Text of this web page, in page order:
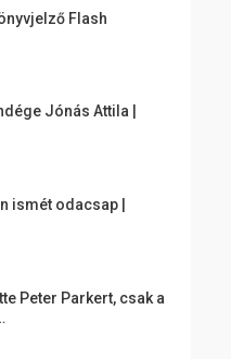
Flash
Jónás Attila |
ismét odacsap |
Peter Parkert, csak a